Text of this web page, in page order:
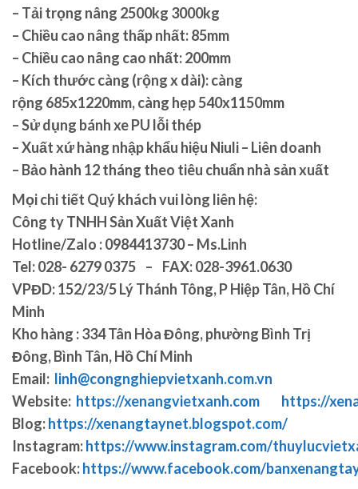
– Tải trọng nâng 2500kg 3000kg
– Chiều cao nâng thấp nhất: 85mm
– Chiều cao nâng cao nhất: 200mm
– Kích thước càng (rộng x dài): càng
rộng 685x1220mm, càng hẹp 540x1150mm
– Sử dụng bánh xe PU lỗi thép
– Xuất xứ hàng nhập khẩu hiệu Niuli – Liên doanh
– Bảo hành 12 tháng theo tiêu chuẩn nhà sản xuất
Mọi chi tiết Quý khách vui lòng liên hệ:
Công ty TNHH Sản Xuất Việt Xanh
Hotline/Zalo : 0984413730 – Ms.Linh
Tel: 028- 6279 0375 – FAX: 028-3961.0630
VPĐD: 152/23/5 Lý Thánh Tông, P Hiệp Tân, Hồ Chí
Minh
Kho hàng : 334 Tân Hòa Đông, phường Bình Trị
Đông, Bình Tân, Hồ Chí Minh
Email: linh@congnghiepvietxanh.com.vn
Website: https://xenangvietxanh.com
https://
Blog:https://xenangtaynet.blogspot.com/
Instagram:https://www.instagram.com/
Facebook:https://www.facebook.com/